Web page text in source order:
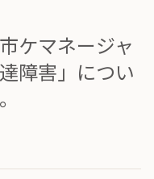
ケマネージャ
障害」につい